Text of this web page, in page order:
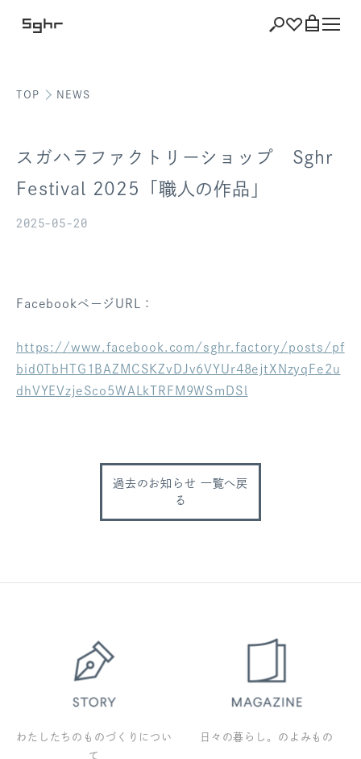
ショッピング バッグを見る
お気に入り
ログアウト
TOP NEWS
スガハラファクトリーショップ Sghr
Festival 2025「職人の作品」
2025-05-20
FacebookページURL：
https://www.facebook.com/sghr.factory/posts/pf
bid0TbHTG1BAZMCSKZvDJv6VYUr48ejtXNzyqFe2u
dhVYEVzjeSco5WALkTRFM9WSmDSl
過去のお知らせ 一覧へ戻
る
わたしたちのものづくりについ
て
日々の暮らし。のよみもの